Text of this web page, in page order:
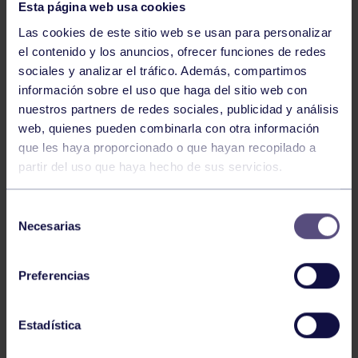
Esta página web usa cookies
Las cookies de este sitio web se usan para personalizar
el contenido y los anuncios, ofrecer funciones de redes
sociales y analizar el tráfico. Además, compartimos
información sobre el uso que haga del sitio web con
nuestros partners de redes sociales, publicidad y análisis
web, quienes pueden combinarla con otra información
que les haya proporcionado o que hayan recopilado a
partir del uso que haya hecho de sus servicios.
Necesarias
Preferencias
Estadística
Coros y danzas 09 Abr 2026
UN VERANO LLENO DE ACTUACIONES